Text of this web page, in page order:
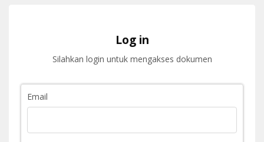
Log in
Silahkan login untuk mengakses dokumen
Email